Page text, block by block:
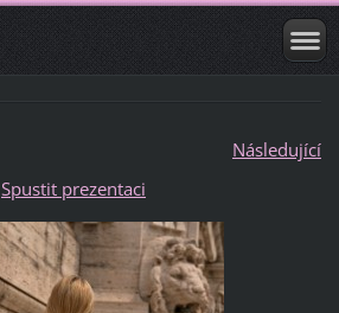
Následující
Spustit prezentaci